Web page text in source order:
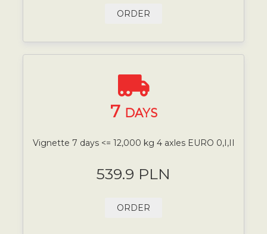
ORDER
7 DAYS
Vignette 7 days <= 12,000 kg 4 axles EURO 0,I,II
539.9 PLN
ORDER